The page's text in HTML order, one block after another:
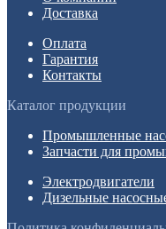
Доставка
Оплата
Гарантия
Контакты
Каталог продукции
Промышленные
Запчасти для
Электродвигатели
Дизельные